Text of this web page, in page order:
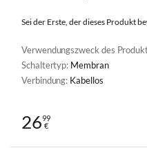
Sei der Erste, der dieses Produkt
Verwendungszweck des
Schaltertyp: Membran
Verbindung: Kabellos
2699
€